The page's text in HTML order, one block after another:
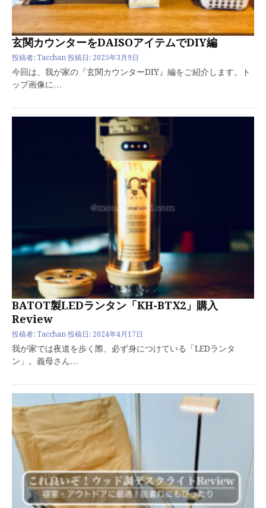
玄関カウンターをDAISOアイテムでDIY編
投稿者: Tacchan 投稿日: 2025年3月9日
今回は、我が家の『玄関カウンターDIY』編をご紹介します。ト
ップ画像に…
BATOT製LEDランタン「KH-BTX2」購入
Review
投稿者: Tacchan 投稿日: 2024年4月17日
我が家では夜道を歩く際、必ず身につけている「LEDランタ
ン」。義母さん…